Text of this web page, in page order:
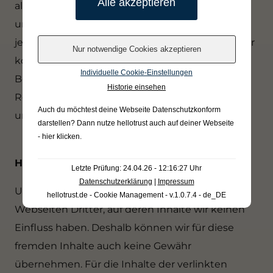
allgemeinen Gesetzen bleiben hiervon
unberührt. Eine diesbezügliche Haftung ist
jedoch erst ab dem Zeitpunkt der Kenntnis einer
konkreten Rechtsverletzung möglich. Bei
Bekanntwerden von entsprechenden
Rechtsverletzungen werden wir diese Inhalte
umgehend entfernen.
Haftung für Links
Unser Angebot enthält Links zu externen
Webseiten Dritter, auf deren Inhalte wir keinen
Einfluss haben. Deshalb können wir für diese
fremden Inhalte auch keine Gewähr
übernehmen. Für die Inhalte der verlinkten
Individuelle Cookie-Einstellungen
Historie einsehen
Auch du möchtest deine Webseite Datenschutzkonform
darstellen? Dann nutze hellotrust auch auf deiner Webseite
- hier klicken.
Letzte Prüfung: 24.04.26 - 12:16:27 Uhr
Datenschutzerklärung
Impressum
hellotrust.de - Cookie Management - v.1.0.7.4 - de_DE